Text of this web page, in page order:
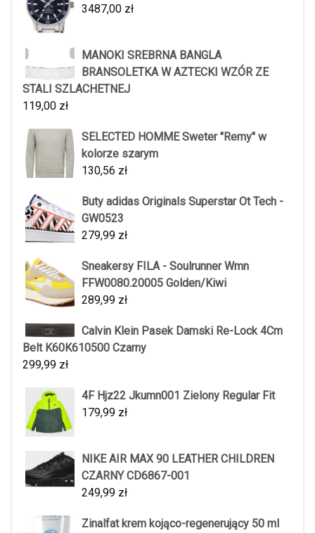
3487,00 zł
MANOKI SREBRNA BANGLA
BRANSOLETKA W AZTECKI WZÓR ZE
STALI SZLACHETNEJ
119,00 zł
SELECTED HOMME Sweter "Remy" w
kolorze szarym
130,56 zł
Buty adidas Originals Superstar Ot Tech -
GW0523
279,99 zł
Sneakersy FILA - Soulrunner Wmn
FFW0080.20005 Golden/Kiwi
289,99 zł
Calvin Klein Pasek Damski Re-Lock 4Cm
Belt K60K610500 Czarny
299,99 zł
4F Hjz22 Jkumn001 Zielony Regular Fit
179,99 zł
NIKE AIR MAX 90 LEATHER CHILDREN
CZARNY CD6867-001
249,99 zł
Zinalfat krem kojąco-regenerujący 50 ml